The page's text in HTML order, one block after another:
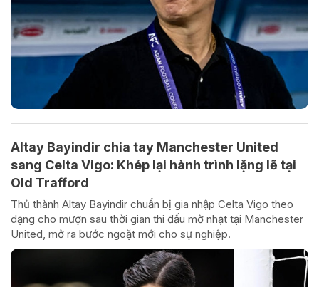
Altay Bayindir chia tay Manchester United
sang Celta Vigo: Khép lại hành trình lặng lẽ tại
Old Trafford
Thủ thành Altay Bayindir chuẩn bị gia nhập Celta Vigo theo
dạng cho mượn sau thời gian thi đấu mờ nhạt tại Manchester
United, mở ra bước ngoặt mới cho sự nghiệp.